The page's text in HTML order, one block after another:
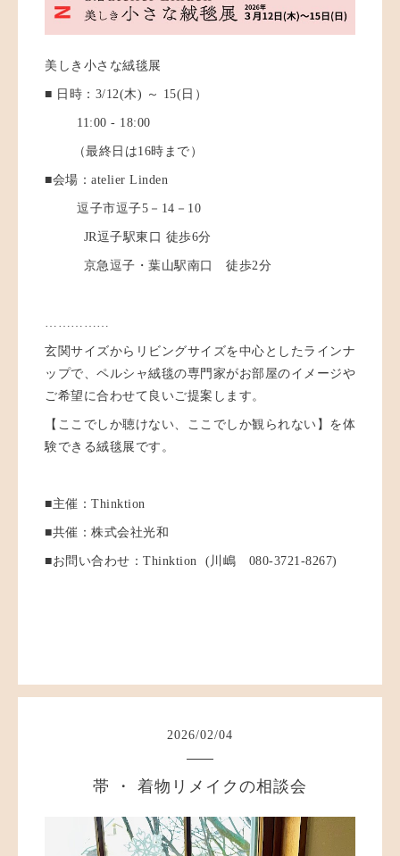
美しき小さな絨毯展
■ 日時：3/12(木) ～ 15(日）
11:00 - 18:00
（最終日は16時まで）
■会場：atelier Linden
逗子市逗子5－14－10
JR逗子駅東口 徒歩6分
京急逗子・葉山駅南口 徒歩2分
……………
玄関サイズからリビングサイズを中心としたラインナ
ップで、ペルシャ絨毯の専門家がお部屋のイメージや
ご希望に合わせて良いご提案します。
【ここでしか聴けない、ここでしか観られない】を体
験できる絨毯展です。
■主催：Thinktion
■共催：株式会社光和
■お問い合わせ：Thinktion (川嶋 080-3721-8267)
2026/02/04
帯 ・ 着物リメイクの相談会